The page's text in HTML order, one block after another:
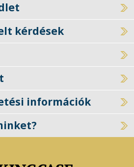
kérdések
információk